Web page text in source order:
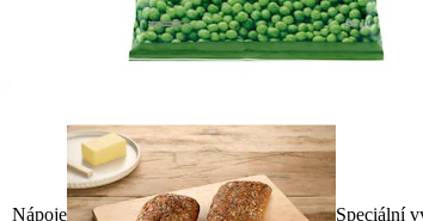
Nápoje Speciální